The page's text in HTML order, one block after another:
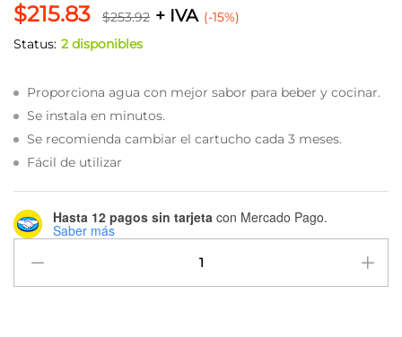
$215.83 $253.92 + IVA (-15%)
Status: 2 disponibles
Proporciona agua con mejor sabor para beber y cocinar.
Se instala en minutos.
Se recomienda cambiar el cartucho cada 3 meses.
Fácil de utilizar
Hasta 12 pagos sin tarjeta con Mercado Pago.
Saber más
Repuesto